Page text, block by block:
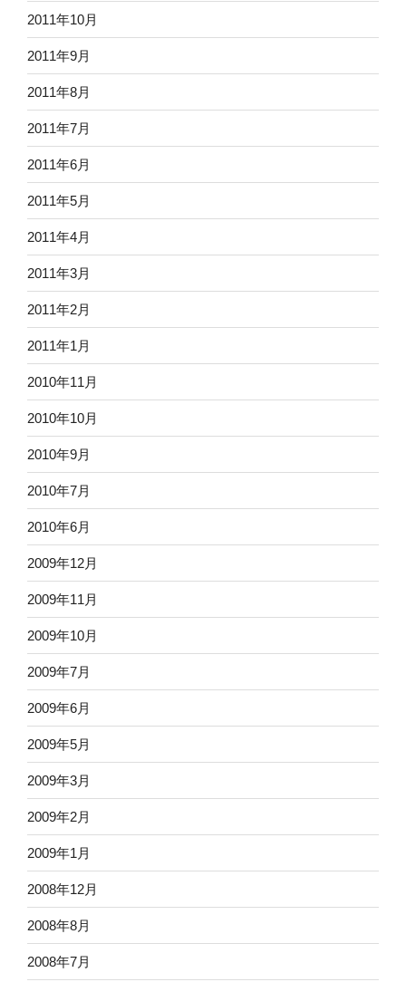
2011年10月
2011年9月
2011年8月
2011年7月
2011年6月
2011年5月
2011年4月
2011年3月
2011年2月
2011年1月
2010年11月
2010年10月
2010年9月
2010年7月
2010年6月
2009年12月
2009年11月
2009年10月
2009年7月
2009年6月
2009年5月
2009年3月
2009年2月
2009年1月
2008年12月
2008年8月
2008年7月